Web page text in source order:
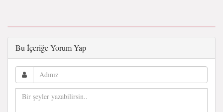
Bu İçeriğe Yorum Yap